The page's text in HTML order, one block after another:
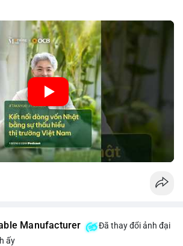
nghiệp đến việc giao dịch tài chính.
tạo cơ hội tăng trưởng cho Việt Nam mà
cho thị trường crypto địa phương khi các
gia tìm kiếm cơ hội đa dạng. Các yếu tố
Việt Nam, xu hướng đầu tư ESG, và
ảnh hưởng trực tiếp đến lưu lượng vốn
Bài cũng nhấn mạnh vai trò của thông
trong việc giảm rủi ro khi kết nối các
tại:
Manufacturer
Đã thay đổi ảnh đại
ấy